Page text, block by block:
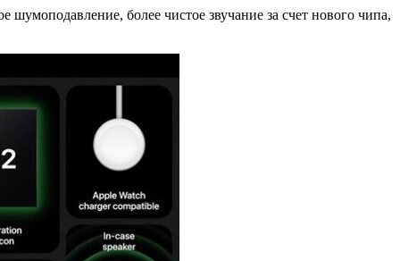
более чистое звучание за счет нового чипа,